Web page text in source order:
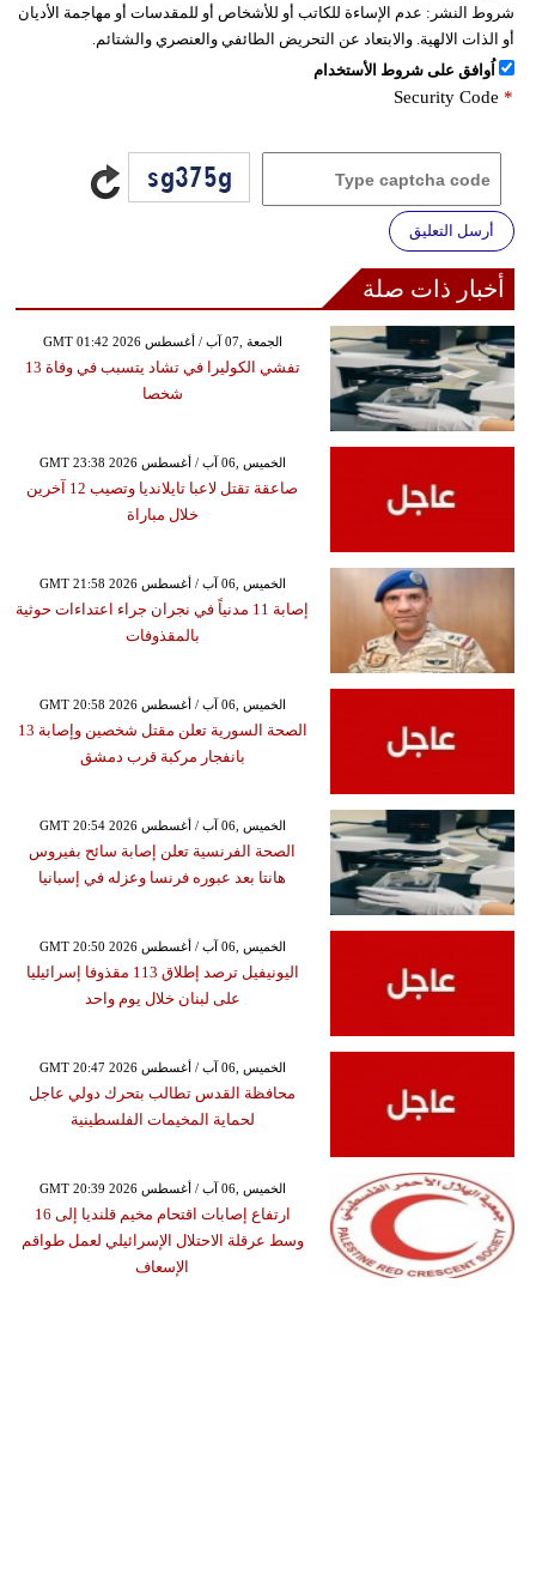
شروط النشر: عدم الإساءة للكاتب أو للأشخاص أو للمقدسات أو مهاجمة الأديان
أو الذات الالهية. والابتعاد عن التحريض الطائفي والعنصري والشتائم.
اُوافق على شروط الأستخدام
Security Code *
أرسل التعليق
أخبار ذات صلة
GMT 01:42 2026 الجمعة ,07 آب / أغسطس
تفشي الكوليرا في تشاد يتسبب في وفاة 13
شخصا
GMT 23:38 2026 الخميس ,06 آب / أغسطس
صاعقة تقتل لاعبا تايلانديا وتصيب 12 آخرين
خلال مباراة
GMT 21:58 2026 الخميس ,06 آب / أغسطس
إصابة 11 مدنياً في نجران جراء اعتداءات حوثية
بالمقذوفات
GMT 20:58 2026 الخميس ,06 آب / أغسطس
الصحة السورية تعلن مقتل شخصين وإصابة 13
بانفجار مركبة قرب دمشق
GMT 20:54 2026 الخميس ,06 آب / أغسطس
الصحة الفرنسية تعلن إصابة سائح بفيروس
هانتا بعد عبوره فرنسا وعزله في إسبانيا
GMT 20:50 2026 الخميس ,06 آب / أغسطس
اليونيفيل ترصد إطلاق 113 مقذوفا إسرائيليا
على لبنان خلال يوم واحد
GMT 20:47 2026 الخميس ,06 آب / أغسطس
محافظة القدس تطالب بتحرك دولي عاجل
لحماية المخيمات الفلسطينية
GMT 20:39 2026 الخميس ,06 آب / أغسطس
ارتفاع إصابات اقتحام مخيم قلنديا إلى 16
وسط عرقلة الاحتلال الإسرائيلي لعمل طواقم
الإسعاف